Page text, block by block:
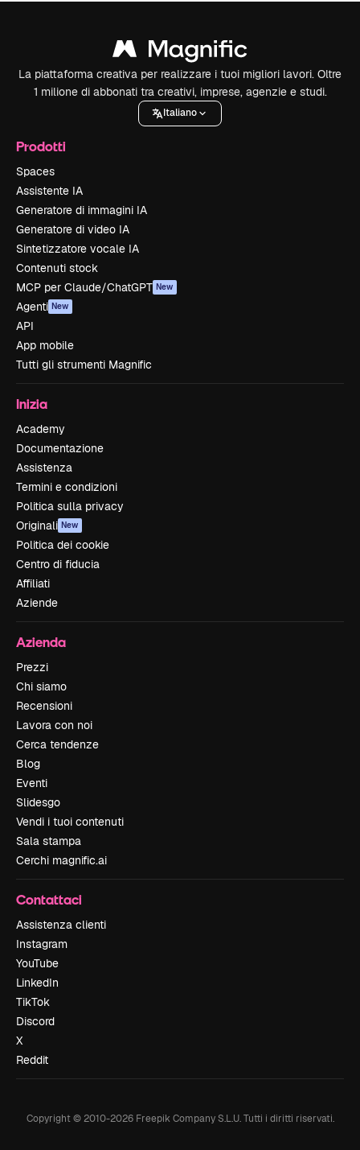
La piattaforma creativa per realizzare i tuoi migliori lavori. Oltre
1 milione di abbonati tra creativi, imprese, agenzie e studi.
Italiano
Prodotti
Spaces
Assistente IA
Generatore di immagini IA
Generatore di video IA
Sintetizzatore vocale IA
Contenuti stock
MCP per Claude/ChatGPT New
Agenti New
API
App mobile
Tutti gli strumenti Magnific
Inizia
Academy
Documentazione
Assistenza
Termini e condizioni
Politica sulla privacy
Originali New
Politica dei cookie
Centro di fiducia
Affiliati
Aziende
Azienda
Prezzi
Chi siamo
Recensioni
Lavora con noi
Cerca tendenze
Blog
Eventi
Slidesgo
Vendi i tuoi contenuti
Sala stampa
Cerchi magnific.ai
Contattaci
Assistenza clienti
Instagram
YouTube
LinkedIn
TikTok
Discord
X
Reddit
Copyright © 2010-2026Freepik Company S.L.U. Tutti i diritti riservati.